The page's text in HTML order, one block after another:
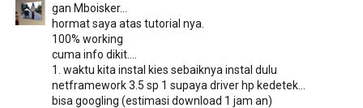
gan Mboisker...
hormat saya atas tutorial nya.
100% working
cuma info dikit....
1. waktu kita instal kies sebaiknya instal dulu
netframework 3.5 sp 1 supaya driver hp kedetek...
bisa googling (estimasi download 1 jam an)